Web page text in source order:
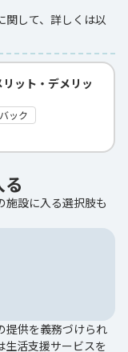
関して、詳しくは以
ット・デメリッ
ック
施設に入る選択肢も
提供を義務づけられ
生活支援サービスを